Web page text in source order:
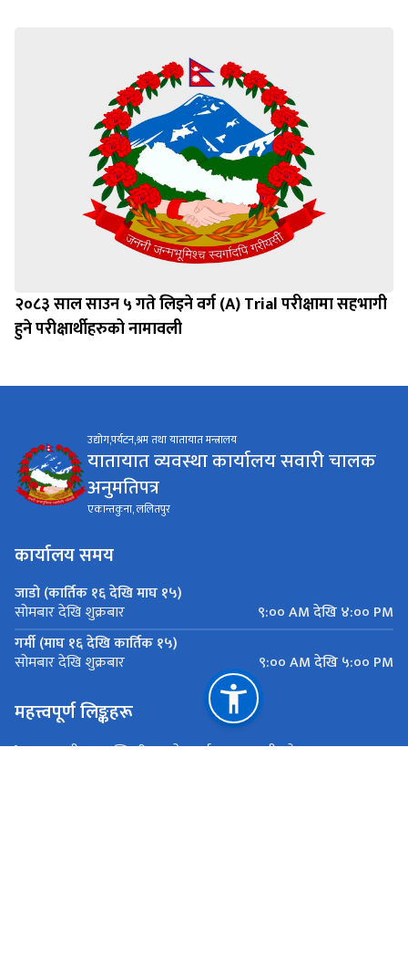
२०८३ साल साउन ५ गते लिइने वर्ग (A) Trial परीक्षामा सहभागी
हुने परीक्षार्थीहरुको नामावली
उद्योग,पर्यटन,श्रम तथा यातायात मन्त्रालय
यातायात व्यवस्था कार्यालय सवारी चालक
अनुमतिपत्र
एकान्तकुना, ललितपुर
कार्यालय समय
जाडो (कार्तिक १६ देखि माघ १५)
सोमबार देखि शुक्रबार
९:०० AM देखि ४:०० PM
गर्मी (माघ १६ देखि कार्तिक १५)
सोमबार देखि शुक्रबार ९:०० AM देखि ५:०० PM
महत्त्वपूर्ण लिङ्कहरू
मुख्यमन्त्री तथा मन्त्रिपरिषद्को कार्यालय, बागमती प्रदेश